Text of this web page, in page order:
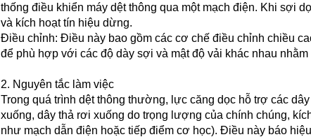
thống điều khiển máy dệt thông qua một mạch điện. Khi sợi
và kích hoạt tín hiệu dừng.
Điều chỉnh: Điều này bao gồm các cơ chế điều chỉnh chiều
để phù hợp với các độ dày sợi và mật độ vải khác nhau
2. Nguyên tắc làm việc
Trong quá trình dệt thông thường, lực căng dọc hỗ trợ các
xuống, dây thả rơi xuống do trọng lượng của chính chúng,
như mạch dẫn điện hoặc tiếp điểm cơ học). Điều này báo